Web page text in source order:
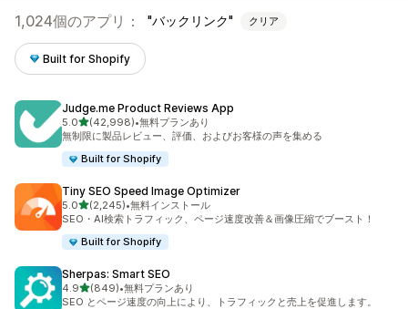
1,024個のアプリ： バックリンク クリア
Built for Shopify
Judge.me Product Reviews App
5.05つ星中
(42,998)
合計レビュー数：42998件
•無料プランあり
無制限に製品レビュー、評価、およびお客様の声を集める
Built for Shopify
Tiny SEO Speed Image Optimizer
5.05つ星中
(2,245)
合計レビュー数：2245件
•無料インストール
SEO・AI検索トラフィック、ページ速度改善＆画像圧縮でブースト！
Built for Shopify
Sherpas: Smart SEO
4.95つ星中
(849)
合計レビュー数：849件
•無料プランあり
SEO とページ速度の向上により、トラフィックと売上を促進します。